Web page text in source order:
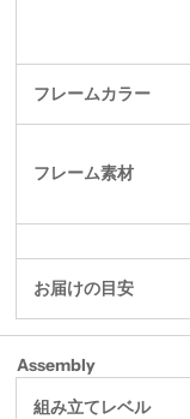
フレームカラー
フレーム素材
お届けの目安
Assembly
組み立てレベル